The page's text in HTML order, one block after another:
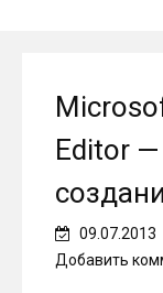
Editor
09.07.2013
Добавить